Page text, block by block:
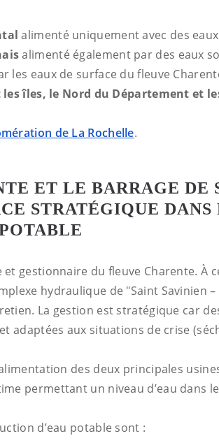
alimenté uniquement avec des
alimenté également par des eaux
les eaux de surface du fleuve
les îles, le Nord du Département et
de La Rochelle.
ET LE BARRAGE DE
STRATÉGIQUE DANS
gestionnaire du fleuve Charente. À
hydraulique de "Saint Savinien –
La gestion est stratégique car
adaptées aux situations de crise
des deux principales
permettant un niveau d’eau dans
d’eau potable sont :